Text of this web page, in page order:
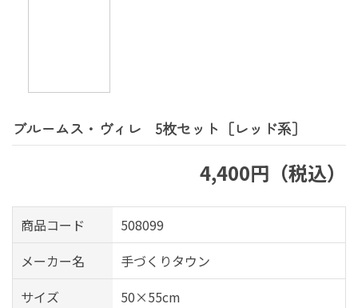
ブルームス・ヴィレ 5枚セット［レッド系］
4,400円（税込）
商品コード
508099
メーカー名
手づくりタウン
サイズ
50×55cm